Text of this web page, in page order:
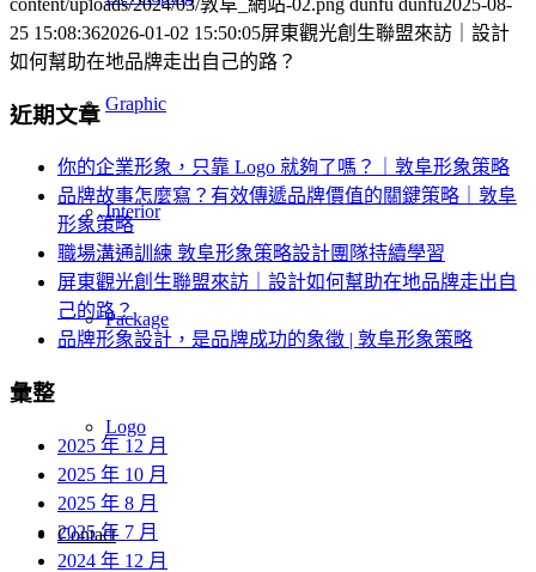
Graphic
Interior
Package
Logo
Contact
content/uploads/2024/03/敦阜_網站-02.png dunfu dunfu2025-08-
25 15:08:362026-01-02 15:50:05屏東觀光創生聯盟來訪｜設計
如何幫助在地品牌走出自己的路？
近期文章
你的企業形象，只靠 Logo 就夠了嗎？｜敦阜形象策略
品牌故事怎麼寫？有效傳遞品牌價值的關鍵策略｜敦阜
形象策略
職場溝通訓練 敦阜形象策略設計團隊持續學習
屏東觀光創生聯盟來訪｜設計如何幫助在地品牌走出自
己的路？
品牌形象設計，是品牌成功的象徵 | 敦阜形象策略
彙整
2025 年 12 月
2025 年 10 月
2025 年 8 月
2025 年 7 月
2024 年 12 月